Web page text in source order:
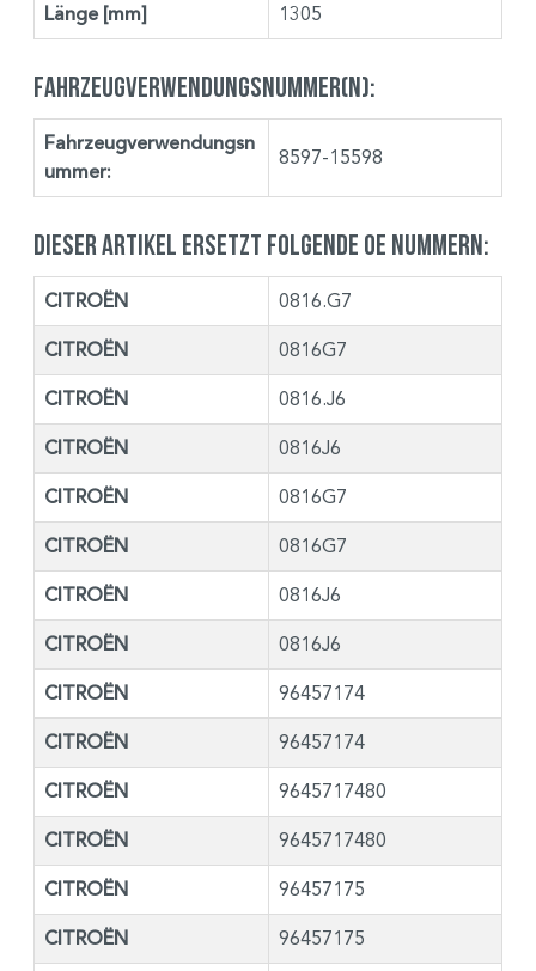
Länge [mm] 1305
Fahrzeugverwendungsnummer(n):
Fahrzeugverwendungsn
ummer:
8597-15598
Dieser Artikel ersetzt folgende OE Nummern:
CITROËN 0816.G7
CITROËN 0816G7
CITROËN 0816.J6
CITROËN 0816J6
CITROËN 0816G7
CITROËN 0816G7
CITROËN 0816J6
CITROËN 0816J6
CITROËN 96457174
CITROËN 96457174
CITROËN 9645717480
CITROËN 9645717480
CITROËN 96457175
CITROËN 96457175